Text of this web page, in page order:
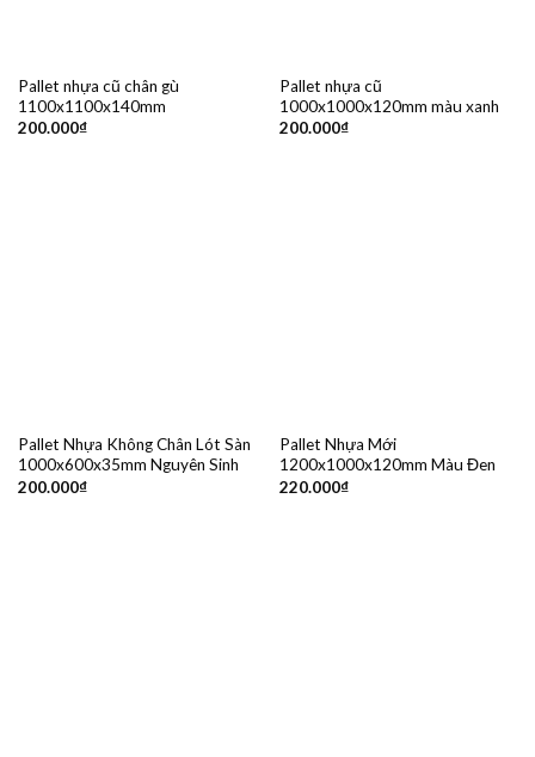
Pallet nhựa cũ chân gù
1100x1100x140mm
200.000₫
Pallet nhựa cũ
1000x1000x120mm màu xanh
200.000₫
Pallet Nhựa Không Chân Lót Sàn
1000x600x35mm Nguyên Sinh
200.000₫
Pallet Nhựa Mới
1200x1000x120mm Màu Đen
220.000₫